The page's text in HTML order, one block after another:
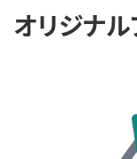
オリジナ